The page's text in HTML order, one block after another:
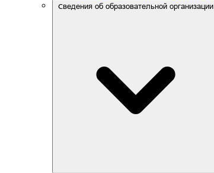
Сведения об образовательной организации